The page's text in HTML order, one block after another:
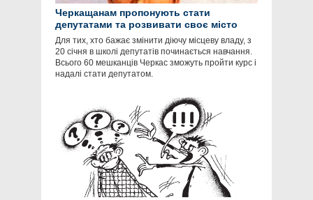
Черкащанам пропонують стати
депутатами та розвивати своє місто
Для тих, хто бажає змінити діючу місцеву владу, з
20 січня в школі депутатів починається навчання.
Всього 60 мешканців Черкас зможуть пройти курс і
надалі стати депутатом.